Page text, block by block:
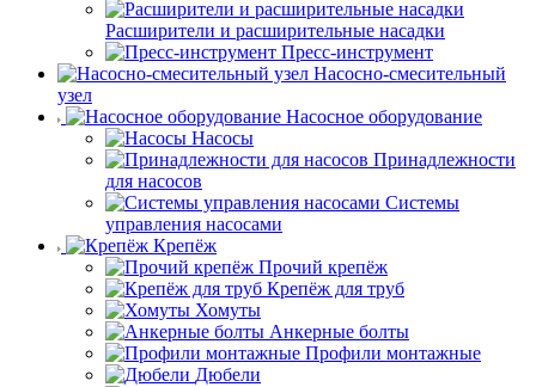
Расширители и расширительные насадки
Пресс-инструмент
Насосно-смесительный
узел
Насосное оборудование
Насосы
Принадлежности
для насосов
Системы
управления насосами
Крепёж
Прочий крепёж
Крепёж для труб
Хомуты
Анкерные болты
Профили монтажные
Дюбели